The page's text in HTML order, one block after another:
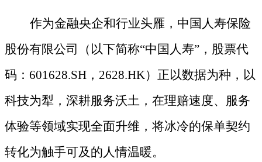
作为金融央企和行业头雁，中国人寿保险
股份有限公司（以下简称“中国人寿”，股票代
码：601628.SH，2628.HK）正以数据为种，以
科技为犁，深耕服务沃土，在理赔速度、服务
体验等领域实现全面升维，将冰冷的保单契约
转化为触手可及的人情温暖。